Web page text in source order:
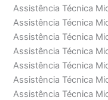
Assistência Técnica
Assistência Técnica
Assistência Técnica
Assistência Técnica
Assistência Técnica
Assistência Técnica
Assistência Técnica